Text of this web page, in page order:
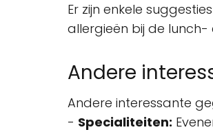
Er zijn enkele
allergieën bij de lunch-
Andere
Andere interessante
- Specialiteiten: